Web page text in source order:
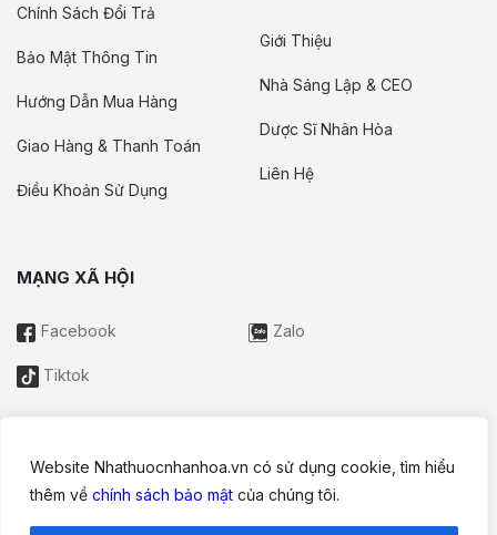
Website Nhathuocnhanhoa.vn có sử dụng cookie, tìm hiểu
thêm về chính sách bảo mật của chúng tôi.
Chính Sách Đổi Trả
Bảo Mật Thông Tin
Hướng Dẫn Mua Hàng
Giao Hàng & Thanh Toán
Điều Khoản Sử Dụng
Giới Thiệu
Nhà Sáng Lập & CEO
Dược Sĩ Nhân Hòa
Liên Hệ
MẠNG XÃ HỘI
Facebook Zalo
Tiktok
Thông tin trên website này chỉ mang tính chất nội bộ tham khảo;